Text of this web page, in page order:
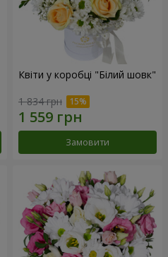
Квіти у коробці "Білий шовк"
1 834 грн
Замовити